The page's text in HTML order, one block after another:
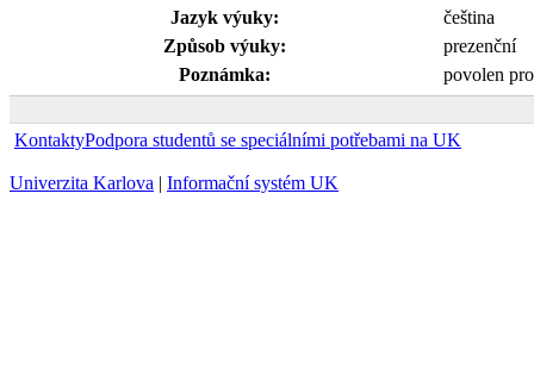
Jazyk výuky:
čeština
Způsob výuky:
prezenční
Poznámka:
povolen
KontaktyPodpora studentů se speciálními potřebami na UK
Univerzita Karlova | Informační systém UK